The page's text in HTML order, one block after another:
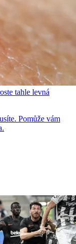
tahle levná
Pomůže vám